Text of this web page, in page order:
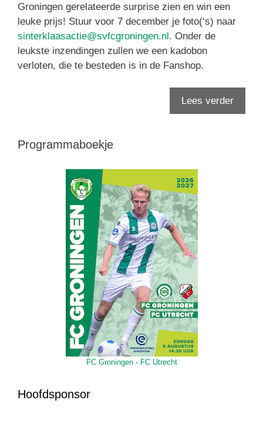
Groningen gerelateerde surprise zien en win een
leuke prijs! Stuur voor 7 december je foto(‘s) naar
sinterklaasactie@svfcgroningen.nl. Onder de
leukste inzendingen zullen we een kadobon
verloten, die te besteden is in de Fanshop.
Lees verder
Programmaboekje
FC Groningen - FC Utrecht
Hoofdsponsor